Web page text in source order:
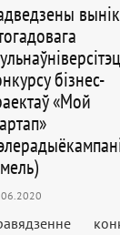
бізнес-
«Мой